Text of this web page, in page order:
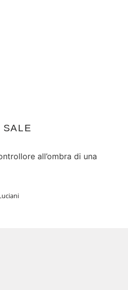
SALE
all’ombra di una